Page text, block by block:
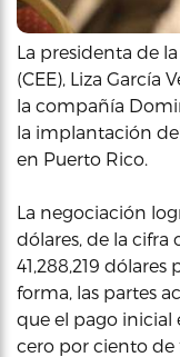
La presidenta de
(CEE), Liza García
la compañía
la implantación
en Puerto Rico.
La negociación
dólares, de la
41,288,219 dólares
forma, las partes
que el pago inicial
cero por ciento de